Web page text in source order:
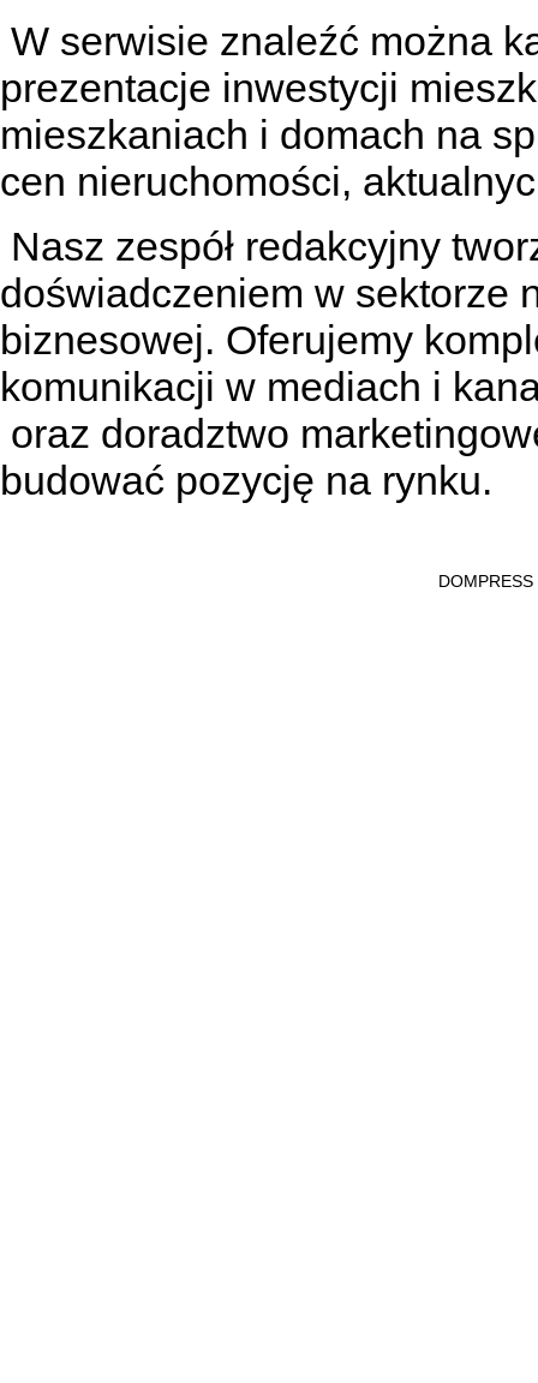
W serwisie znaleźć można
prezentacje inwestycji
mieszkaniach i domach na
cen nieruchomości,
Nasz zespół redakcyjny
doświadczeniem w sektorze
biznesowej. Oferujemy
komunikacji w mediach i
oraz doradztwo
budować pozycję na rynku.